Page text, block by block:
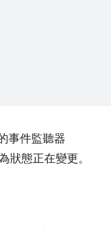
事件監聽器
狀態正在變更。